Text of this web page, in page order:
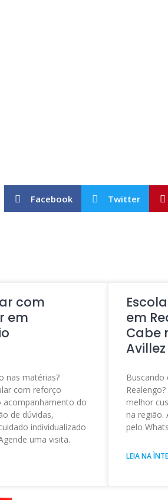
Facebook Twitter
com
em
nas matérias?
com reforço
acompanhamento do
de dúvidas,
individualizado
uma visita.
em
Cabe
Avillez
Buscando
melhor
na região.
pelo
LEIA NA